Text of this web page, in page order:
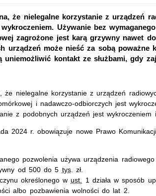
że nielegalne korzystanie z urządzeń
Używanie bez
zagrożone jest karą grzywny nawet
urządzeń może nieść za sobą poważne
uniemożliwić kontakt ze służbami, gdy
że nielegalne korzystanie z urządzeń
i nadawczo-odbiorczych jest
z podobnych urządzeń jest wykroczeniem
2024 r. obowiązuje nowe Prawo
pozwolenia używa urządzenia
od 500 do 5 tys. zł.
określonego wust.
1 działa w sposób
albo pozbawienia wolności do lat 2.